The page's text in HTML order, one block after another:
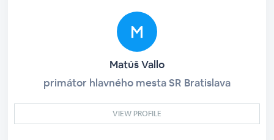
Matúš Vallo
primátor hlavného mesta SR Bratislava
VIEW PROFILE